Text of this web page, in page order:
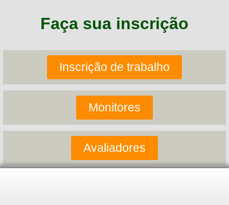
Faça sua inscrição
Inscrição de trabalho
Monitores
Avaliadores